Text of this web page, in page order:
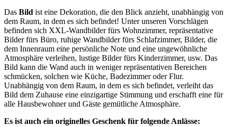
Das Bild ist eine Dekoration, die den Blick anzieht, unabhängig von
dem Raum, in dem es sich befindet! Unter unseren Vorschlägen
befinden sich XXL-Wandbilder fürs Wohnzimmer, repräsentative
Bilder fürs Büro, ruhige Wandbilder fürs Schlafzimmer, Bilder, die
dem Innenraum eine persönliche Note und eine ungewöhnliche
Atmosphäre verleihen, lustige Bilder fürs Kinderzimmer, usw. Das
Bild kann die Wand auch in weniger repräsentativen Bereichen
schmücken, solchen wie Küche, Badezimmer oder Flur.
Unabhängig von dem Raum, in dem es sich befindet, verleiht das
Bild dem Zuhause eine einzigartige Stimmung und erschafft eine für
alle Hausbewohner und Gäste gemütliche Atmosphäre.
Es ist auch ein originelles Geschenk für folgende Anlässe: